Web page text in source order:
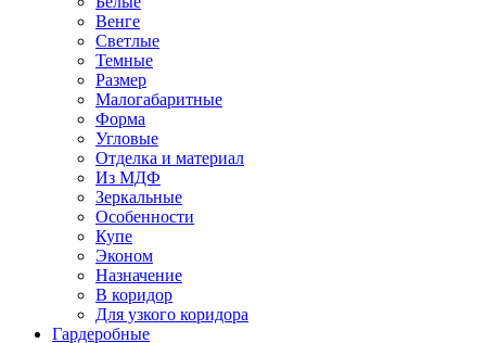
Венге
Светлые
Темные
Размер
Малогабаритные
Форма
Угловые
Отделка и материал
Из МДФ
Зеркальные
Особенности
Купе
Эконом
Назначение
В коридор
Для узкого коридора
Гардеробные